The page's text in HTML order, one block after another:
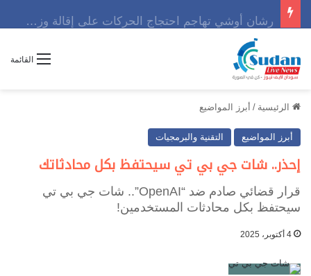
القائمة
الرئيسية / أبرز المواضيع
أبرز المواضيع التقنية والبرمجيات
إحذر.. شات جي بي تي سيحتفظ بكل محادثاتك
قرار قضائي صادم ضد “OpenAI”.. شات جي بي تي
سيحتفظ بكل محادثات المستخدمين!
4 أكتوبر، 2025